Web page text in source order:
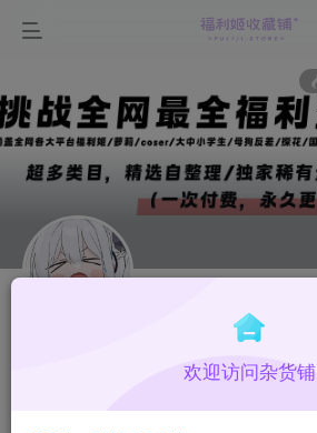
管理员
有事私信我，在线时间12点-22点！
欢迎访问杂货铺